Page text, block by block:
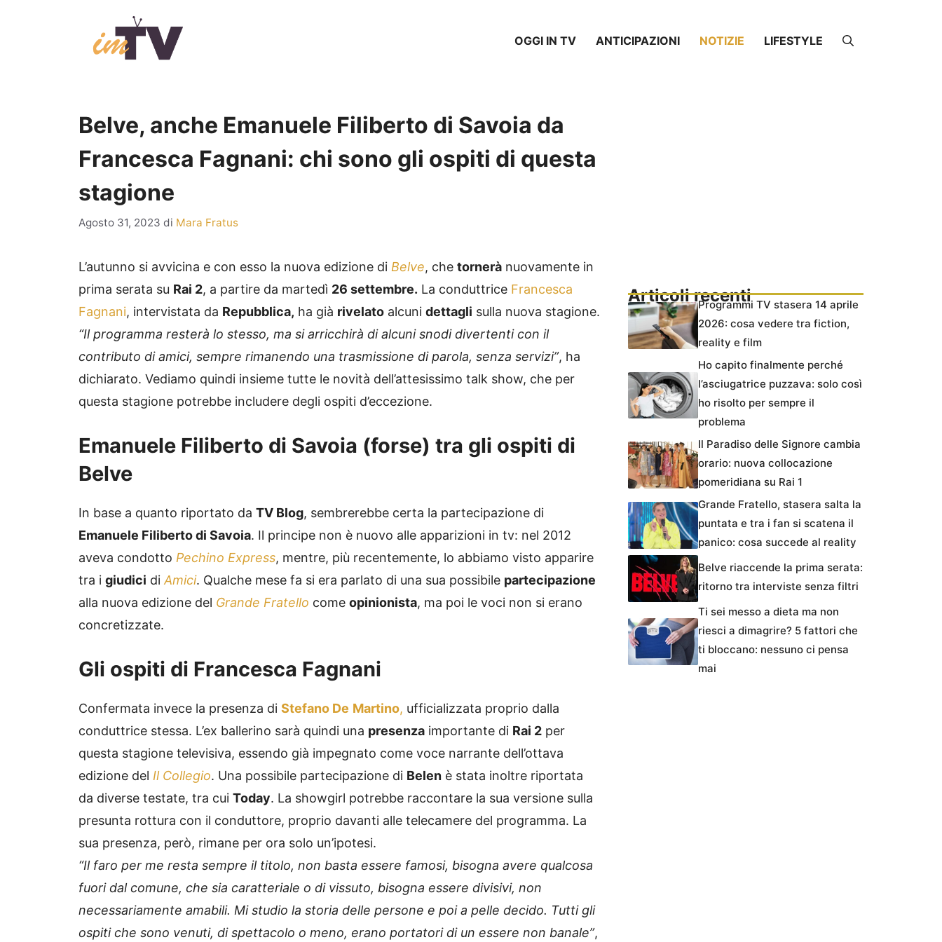
OGGI IN TV ANTICIPAZIONI NOTIZIE LIFESTYLE
Belve, anche Emanuele Filiberto di Savoia da
Francesca Fagnani: chi sono gli ospiti di questa
stagione
Agosto 31, 2023 di Mara Fratus
L’autunno si avvicina e con esso la nuova edizione di Belve, che tornerà nuovamente in
prima serata su Rai 2, a partire da martedì 26 settembre. La conduttrice Francesca
Fagnani, intervistata da Repubblica, ha già rivelato alcuni dettagli sulla nuova stagione.
“Il programma resterà lo stesso, ma si arricchirà di alcuni snodi divertenti con il
contributo di amici, sempre rimanendo una trasmissione di parola, senza servizi”, ha
dichiarato. Vediamo quindi insieme tutte le novità dell’attesissimo talk show, che per
questa stagione potrebbe includere degli ospiti d’eccezione.
Emanuele Filiberto di Savoia (forse) tra gli ospiti di
Belve
In base a quanto riportato da TV Blog, sembrerebbe certa la partecipazione di
Emanuele Filiberto di Savoia. Il principe non è nuovo alle apparizioni in tv: nel 2012
aveva condotto Pechino Express, mentre, più recentemente, lo abbiamo visto apparire
tra i giudici di Amici. Qualche mese fa si era parlato di una sua possibile partecipazione
alla nuova edizione del Grande Fratello come opinionista, ma poi le voci non si erano
concretizzate.
Gli ospiti di Francesca Fagnani
Confermata invece la presenza di Stefano De Martino, ufficializzata proprio dalla
conduttrice stessa. L’ex ballerino sarà quindi una presenza importante di Rai 2 per
questa stagione televisiva, essendo già impegnato come voce narrante dell’ottava
edizione del Il Collegio. Una possibile partecipazione di Belen è stata inoltre riportata
da diverse testate, tra cui Today. La showgirl potrebbe raccontare la sua versione sulla
presunta rottura con il conduttore, proprio davanti alle telecamere del programma. La
sua presenza, però, rimane per ora solo un’ipotesi.
“Il faro per me resta sempre il titolo, non basta essere famosi, bisogna avere qualcosa
fuori dal comune, che sia caratteriale o di vissuto, bisogna essere divisivi, non
necessariamente amabili. Mi studio la storia delle persone e poi a pelle decido. Tutti gli
ospiti che sono venuti, di spettacolo o meno, erano portatori di un essere non banale”,
Articoli recentiProgrammi TV stasera 14 aprile
2026: cosa vedere tra fiction,
reality e film
Ho capito finalmente perché
l’asciugatrice puzzava: solo così
ho risolto per sempre il
problema
Il Paradiso delle Signore cambia
orario: nuova collocazione
pomeridiana su Rai 1
Grande Fratello, stasera salta la
puntata e tra i fan si scatena il
panico: cosa succede al reality
Belve riaccende la prima serata:
ritorno tra interviste senza filtri
Ti sei messo a dieta ma non
riesci a dimagrire? 5 fattori che
ti bloccano: nessuno ci pensa
mai